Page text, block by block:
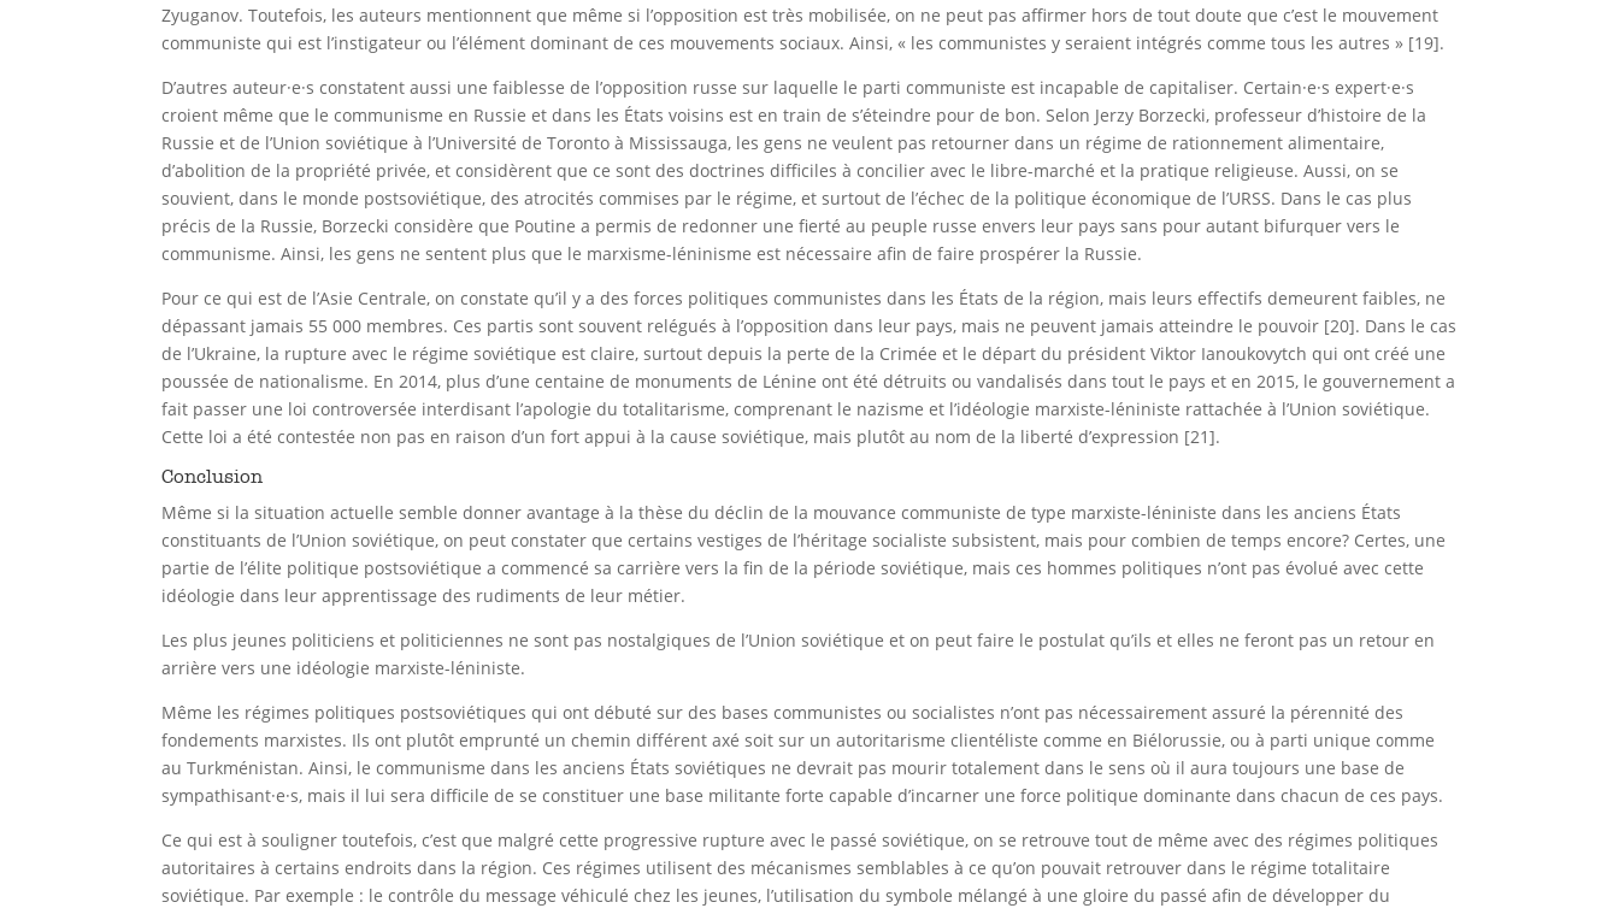
Zyuganov. Toutefois, les auteurs mentionnent que même si l’opposition est très mobilisée, on ne peut pas affirmer hors de tout doute que c’est le mouvement
communiste qui est l’instigateur ou l’élément dominant de ces mouvements sociaux. Ainsi, « les communistes y seraient intégrés comme tous les autres » [19].
D’autres auteur·e·s constatent aussi une faiblesse de l’opposition russe sur laquelle le parti communiste est incapable de capitaliser. Certain·e·s expert·e·s
croient même que le communisme en Russie et dans les États voisins est en train de s’éteindre pour de bon. Selon Jerzy Borzecki, professeur d’histoire de la
Russie et de l’Union soviétique à l’Université de Toronto à Mississauga, les gens ne veulent pas retourner dans un régime de rationnement alimentaire,
d’abolition de la propriété privée, et considèrent que ce sont des doctrines difficiles à concilier avec le libre-marché et la pratique religieuse. Aussi, on se
souvient, dans le monde postsoviétique, des atrocités commises par le régime, et surtout de l’échec de la politique économique de l’URSS. Dans le cas plus
précis de la Russie, Borzecki considère que Poutine a permis de redonner une fierté au peuple russe envers leur pays sans pour autant bifurquer vers le
communisme. Ainsi, les gens ne sentent plus que le marxisme-léninisme est nécessaire afin de faire prospérer la Russie.
Pour ce qui est de l’Asie Centrale, on constate qu’il y a des forces politiques communistes dans les États de la région, mais leurs effectifs demeurent faibles, ne
dépassant jamais 55 000 membres. Ces partis sont souvent relégués à l’opposition dans leur pays, mais ne peuvent jamais atteindre le pouvoir [20]. Dans le cas
de l’Ukraine, la rupture avec le régime soviétique est claire, surtout depuis la perte de la Crimée et le départ du président Viktor Ianoukovytch qui ont créé une
poussée de nationalisme. En 2014, plus d’une centaine de monuments de Lénine ont été détruits ou vandalisés dans tout le pays et en 2015, le gouvernement a
fait passer une loi controversée interdisant l’apologie du totalitarisme, comprenant le nazisme et l’idéologie marxiste-léniniste rattachée à l’Union soviétique.
Cette loi a été contestée non pas en raison d’un fort appui à la cause soviétique, mais plutôt au nom de la liberté d’expression [21].
Conclusion
Même si la situation actuelle semble donner avantage à la thèse du déclin de la mouvance communiste de type marxiste-léniniste dans les anciens États
constituants de l’Union soviétique, on peut constater que certains vestiges de l’héritage socialiste subsistent, mais pour combien de temps encore? Certes, une
partie de l’élite politique postsoviétique a commencé sa carrière vers la fin de la période soviétique, mais ces hommes politiques n’ont pas évolué avec cette
idéologie dans leur apprentissage des rudiments de leur métier.
Les plus jeunes politiciens et politiciennes ne sont pas nostalgiques de l’Union soviétique et on peut faire le postulat qu’ils et elles ne feront pas un retour en
arrière vers une idéologie marxiste-léniniste.
Même les régimes politiques postsoviétiques qui ont débuté sur des bases communistes ou socialistes n’ont pas nécessairement assuré la pérennité des
fondements marxistes. Ils ont plutôt emprunté un chemin différent axé soit sur un autoritarisme clientéliste comme en Biélorussie, ou à parti unique comme
au Turkménistan. Ainsi, le communisme dans les anciens États soviétiques ne devrait pas mourir totalement dans le sens où il aura toujours une base de
sympathisant·e·s, mais il lui sera difficile de se constituer une base militante forte capable d’incarner une force politique dominante dans chacun de ces pays.
Ce qui est à souligner toutefois, c’est que malgré cette progressive rupture avec le passé soviétique, on se retrouve tout de même avec des régimes politiques
autoritaires à certains endroits dans la région. Ces régimes utilisent des mécanismes semblables à ce qu’on pouvait retrouver dans le régime totalitaire
soviétique. Par exemple : le contrôle du message véhiculé chez les jeunes, l’utilisation du symbole mélangé à une gloire du passé afin de développer du